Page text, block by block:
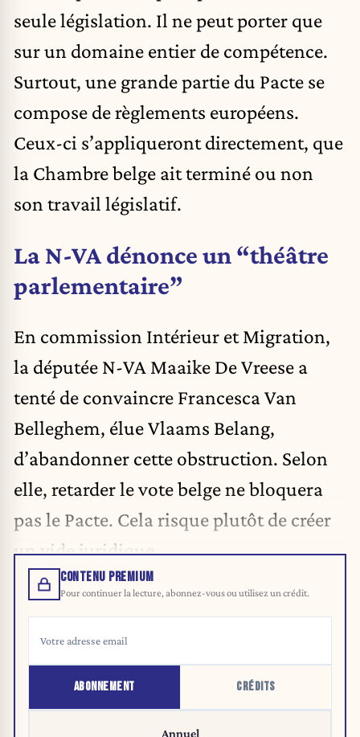
seule législation. Il ne peut porter que
sur un domaine entier de compétence.
Surtout, une grande partie du Pacte se
compose de règlements européens.
Ceux-ci s’appliqueront directement, que
la Chambre belge ait terminé ou non
son travail législatif.
La N-VA dénonce un “théâtre
parlementaire”
En commission Intérieur et Migration,
la députée N-VA Maaike De Vreese a
tenté de convaincre Francesca Van
Belleghem, élue Vlaams Belang,
d’abandonner cette obstruction. Selon
elle, retarder le vote belge ne bloquera
pas le Pacte. Cela risque plutôt de créer
un vide juridique.
CONTENU PREMIUM
Pour continuer la lecture, abonnez-vous ou utilisez un crédit.
ABONNEMENT CRÉDITS
Annuel